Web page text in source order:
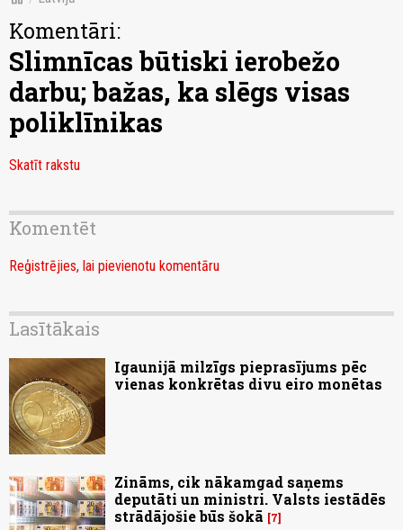
Komentāri:
Slimnīcas būtiski ierobežo
darbu; bažas, ka slēgs visas
poliklīnikas
Skatīt rakstu
Komentēt
Reģistrējies, lai pievienotu komentāru
Lasītākais
Igaunijā milzīgs pieprasījums pēc
vienas konkrētas divu eiro monētas
Zināms, cik nākamgad saņems
deputāti un ministri. Valsts iestādēs
strādājošie būs šokā
7